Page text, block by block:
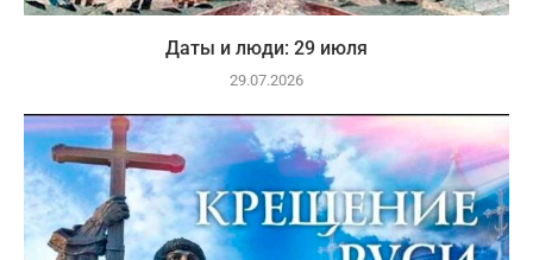
Даты и люди: 29 июля
29.07.2026